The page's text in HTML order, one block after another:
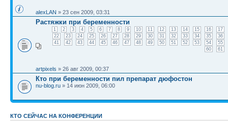
alexLAN » 23 сен 2009, 03:31
Растяжки при беременности
1 2 3 4 5 6 7 8 9 10 11 12 13 14 15 16
17
22
23 24 25 26 27 28 29 30 31 32 33 34 35
36
41
42 43 44 45 46 47 48 49 50 51 52 53 54
55
60
61
artpixels » 26 авг 2009, 00:37
Кто при беременности пил препарат дюфостон
nu-blog.ru » 14 июн 2009, 06:00
КТО СЕЙЧАС НА КОНФЕРЕНЦИИ